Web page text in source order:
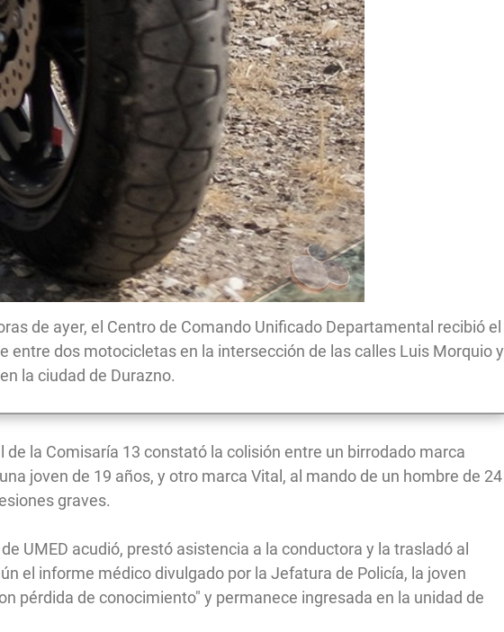
de ayer, el Centro de Comando Unificado Departamental recibió el
entre dos motocicletas en la intersección de las calles Luis Morquio y
la ciudad de Durazno.
de la Comisaría 13 constató la colisión entre un birrodado marca
joven de 19 años, y otro marca Vital, al mando de un hombre de 24
graves.
UMED acudió, prestó asistencia a la conductora y la trasladó al
el informe médico divulgado por la Jefatura de Policía, la joven
pérdida de conocimiento" y permanece ingresada en la unidad de